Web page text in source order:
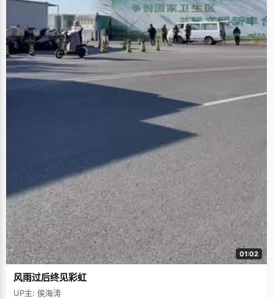
01:02
风雨过后终见彩虹
UP主: 侯海涛